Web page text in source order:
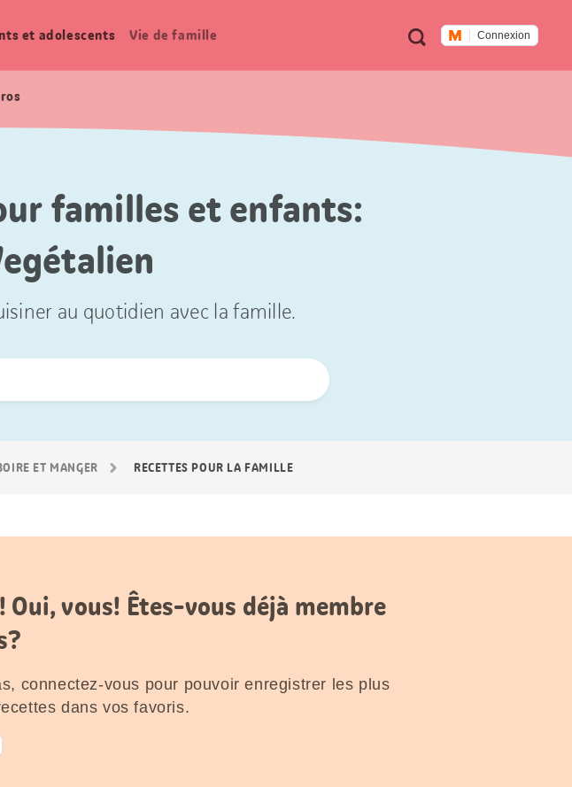
Métanavigation
RechercheConnexion
et adolescents Vie de famille
familles et enfants:
au quotidien avec la famille.
ET MANGER RECETTES POUR LA FAMILLE
Oui, vous! Êtes-vous déjà membre
connectez-vous pour pouvoir enregistrer les plus
dans vos favoris.